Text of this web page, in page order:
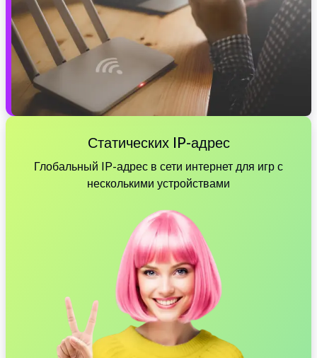
Статических IP-адрес
Глобальный IP-адрес в сети интернет для игр с
несколькими устройствами